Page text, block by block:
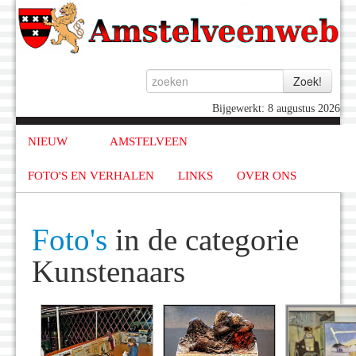
Bijgewerkt: 8 augustus 2026
NIEUW AMSTELVEEN
FOTO'S EN VERHALEN LINKS OVER ONS
Foto's in de categorie
Kunstenaars